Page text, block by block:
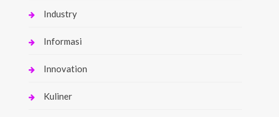
Industry
Informasi
Innovation
Kuliner